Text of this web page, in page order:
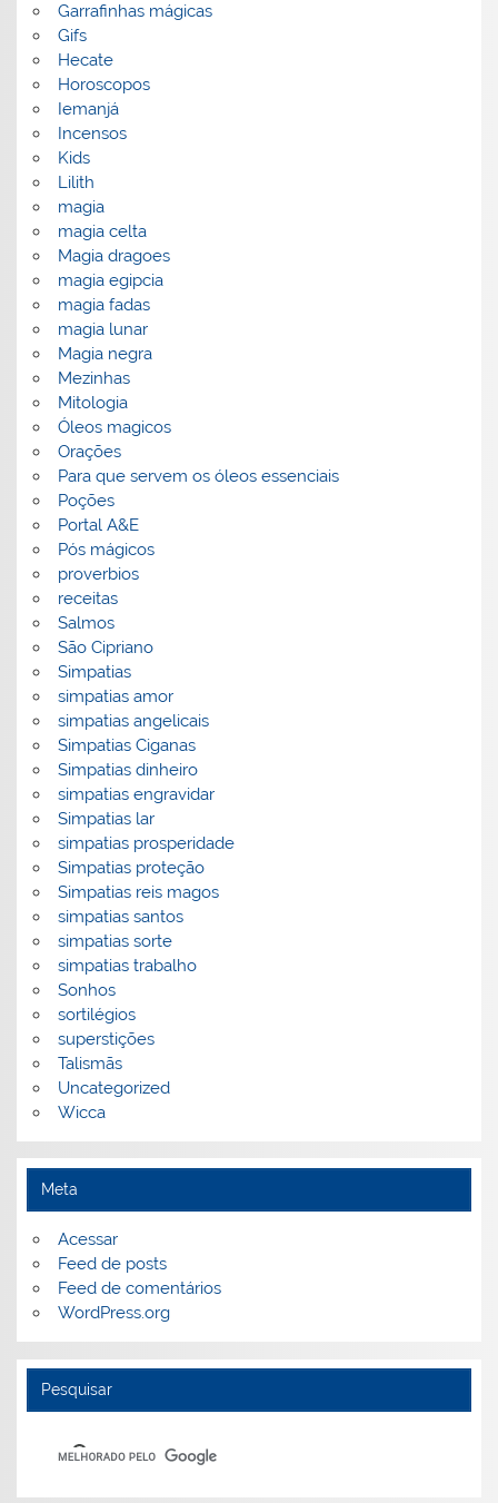
Garrafinhas mágicas
Gifs
Hecate
Horoscopos
Iemanjá
Incensos
Kids
Lilith
magia
magia celta
Magia dragoes
magia egipcia
magia fadas
magia lunar
Magia negra
Mezinhas
Mitologia
Óleos magicos
Orações
Para que servem os óleos essenciais
Poções
Portal A&E
Pós mágicos
proverbios
receitas
Salmos
São Cipriano
Simpatias
simpatias amor
simpatias angelicais
Simpatias Ciganas
Simpatias dinheiro
simpatias engravidar
Simpatias lar
simpatias prosperidade
Simpatias proteção
Simpatias reis magos
simpatias santos
simpatias sorte
simpatias trabalho
Sonhos
sortilégios
superstições
Talismãs
Uncategorized
Wicca
Meta
Acessar
Feed de posts
Feed de comentários
WordPress.org
Pesquisar